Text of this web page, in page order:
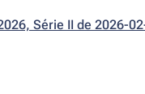
Série II de 2026-